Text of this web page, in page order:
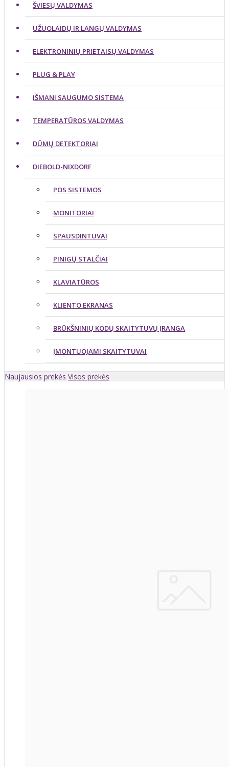
ŠVIESŲ VALDYMAS
UŽUOLAIDŲ IR LANGŲ VALDYMAS
ELEKTRONINIŲ PRIETAISŲ VALDYMAS
PLUG & PLAY
IŠMANI SAUGUMO SISTEMA
TEMPERATŪROS VALDYMAS
DŪMŲ DETEKTORIAI
DIEBOLD-NIXDORF
POS SISTEMOS
MONITORIAI
SPAUSDINTUVAI
PINIGŲ STALČIAI
KLAVIATŪROS
KLIENTO EKRANAS
BRŪKŠNINIŲ KODŲ SKAITYTUVŲ ĮRANGA
ĮMONTUOJAMI SKAITYTUVAI
Naujausios prekės Visos prekės